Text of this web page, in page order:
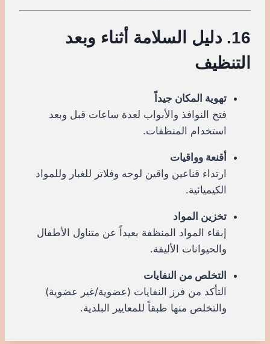
16. دليل السلامة أثناء وبعد
التنظيف
تهوية المكان جيداً
فتح النوافذ والأبواب لعدة ساعات قبل وبعد
استخدام المنظفات.
أقنعة وواقيات
ارتداء قناعين واقين لوجه وفلاتر للغبار وللمواد
الكيميائية.
تخزين المواد
إبقاء المواد المنظفة بعيداً عن متناول الأطفال
والحيوانات الأليفة.
التخلص من النفايات
التأكد من فرز النفايات (عضوية/غير عضوية)
والتخلص منها طبقاً للمعايير البلدية.